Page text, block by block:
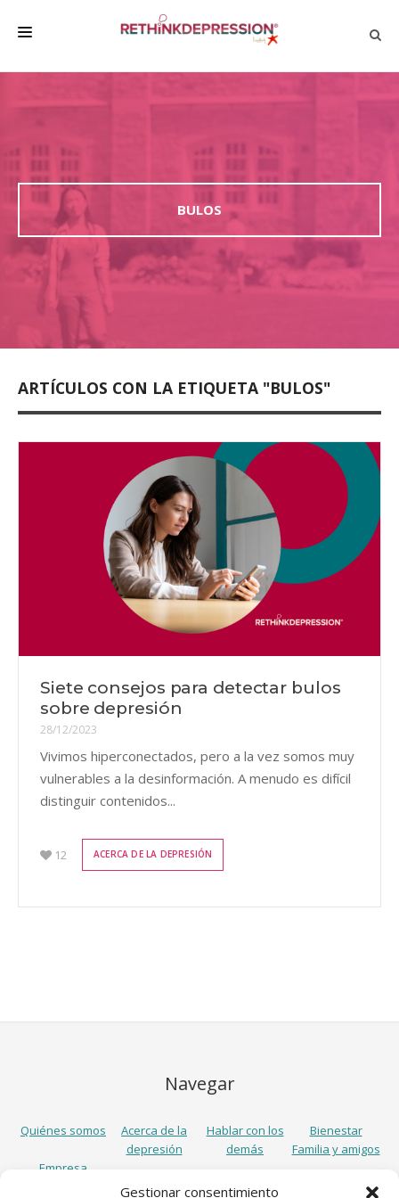
Gestionar consentimiento
HABLAR CON LOS DEMÁS
BIENESTAR
FAMILIA Y AMIGOS
EMPRESA
DEPRESSÃO SEM RODEIOS
BULOS
ARTÍCULOS CON LA ETIQUETA "BULOS"
Siete consejos para detectar bulos
sobre depresión
28/12/2023
Vivimos hiperconectados, pero a la vez somos muy
vulnerables a la desinformación. A menudo es difícil
distinguir contenidos...
12 ACERCA DE LA DEPRESIÓN
Navegar
Quiénes somos
Acerca de la
depresión
Hablar con los
demás
Bienestar
Familia y amigos
Empresa